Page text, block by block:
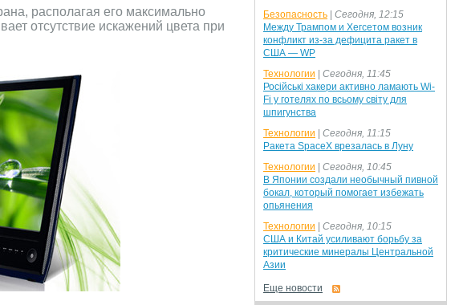
располагая его максимально
отсутствие искажений цвета при
Безопасность
Сегодня, 12:15
Между Трампом и Хегсетом возник
конфликт из-за дефицита ракет в
США — WP
Технологии
Сегодня, 11:45
Російські хакери активно ламають Wi-
Fi у готелях по всьому світу для
шпигунства
Технологии
Сегодня, 11:15
Ракета SpaceX врезалась в Луну
Технологии
Сегодня, 10:45
В Японии создали необычный пивной
бокал, который помогает избежать
опьянения
Технологии
Сегодня, 10:15
США и Китай усиливают борьбу за
критические минералы Центральной
Азии
Еще новости